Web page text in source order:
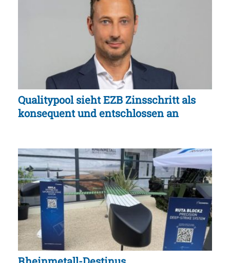
Qualitypool sieht EZB Zinsschritt als
konsequent und entschlossen an